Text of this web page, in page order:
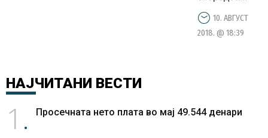
10. АВГУСТ
2018. @ 18:39
НАЈЧИТАНИ ВЕСТИ
1 Просечната нето плата во мај 49.544 денари